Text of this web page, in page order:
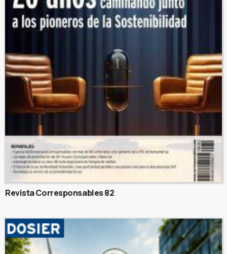
Revista Corresponsables 82